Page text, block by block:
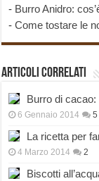
- Burro Anidro:
-Come tostare le
Articoli correlati
Burro di
6 Gennaio 2014 5
La ricetta per
4 Marzo 2014 2
Biscotti